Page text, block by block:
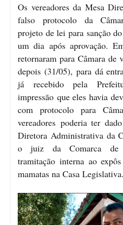
Os vereadores da Mesa
falso protocolo da
projeto de lei para sanção
um dia após aprovação.
retornaram para Câmara de
depois (31/05), para dá
já recebido pela
impressão que eles havia
com protocolo para
vereadores poderia ter
Diretora Administrativa da
o juiz da Comarca de
tramitação interna ao
mamatas na Casa